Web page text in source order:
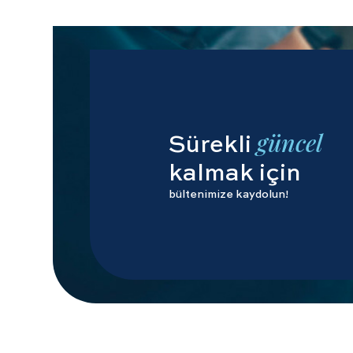
Sürekligüncel
kalmak için
bültenimize kaydolun!